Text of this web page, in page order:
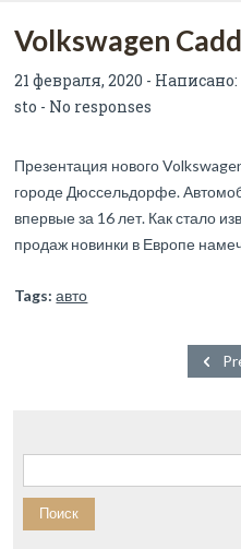
Volkswagen
21 февраля, 2020 - Написано:
sto - No responses
Презентация нового
городе Дюссельдорфе.
впервые за 16 лет. Как стало
продаж новинки в Европе
Tags: авто
Найти: